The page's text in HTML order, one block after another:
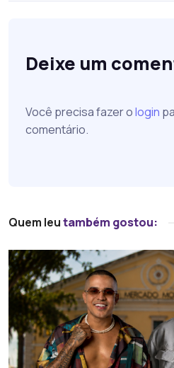
Deixe um
Você precisa fazer ologin
comentário.
Quem leutambém gostou: